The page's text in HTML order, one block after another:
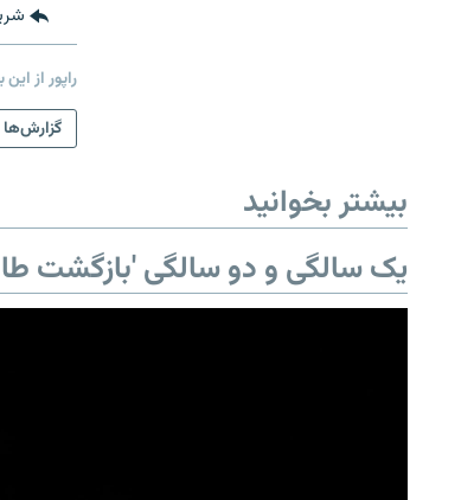
راپور از
گزارش‌ها
بیشتر بخوانید
یک سالگی و دو سالگی 'بازگشت